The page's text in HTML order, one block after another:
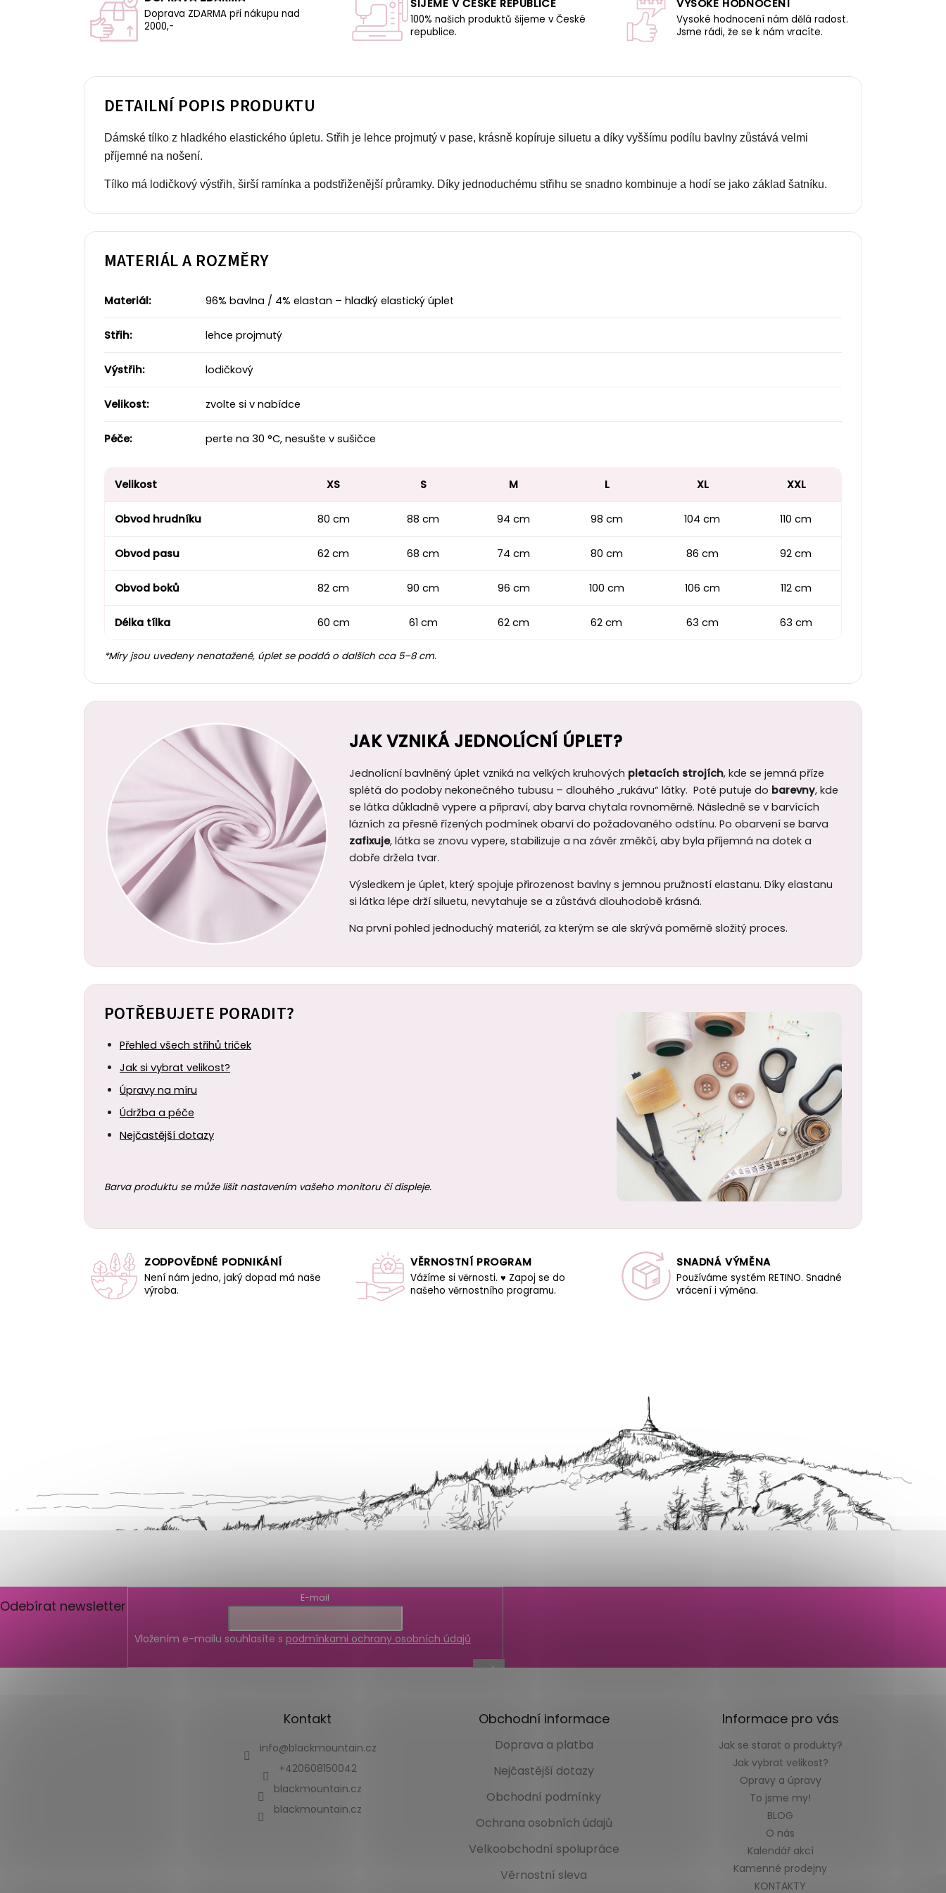
Doprava ZDARMA při nákupu nad
2000,-
ŠIJEME V ČESKÉ REPUBLICE
100% našich produktů šijeme v České
republice.
VYSOKÉ HODNOCENÍ
Vysoké hodnocení nám dělá radost.
Jsme rádi, že se k nám vracíte.
DETAILNÍ POPIS PRODUKTU
Dámské tílko z hladkého elastického úpletu. Střih je lehce projmutý v pase, krásně kopíruje siluetu a díky vyššímu podílu bavlny zůstává velmi
příjemné na nošení.
Tílko má lodičkový výstřih, širší ramínka a podstřiženější průramky. Díky jednoduchému střihu se snadno kombinuje a hodí se jako základ šatníku.
MATERIÁL A ROZMĚRY
Materiál: 96% bavlna / 4% elastan – hladký elastický úplet
Střih: lehce projmutý
Výstřih: lodičkový
Velikost: zvolte si v nabídce
Péče: perte na 30 °C, nesušte v sušičce
Velikost XS S M L XL XXL
Obvod hrudníku 80 cm 88 cm 94 cm 98 cm 104 cm 110 cm
Obvod pasu 62 cm 68 cm 74 cm 80 cm 86 cm 92 cm
Obvod boků 82 cm 90 cm 96 cm 100 cm 106 cm 112 cm
Délka tílka 60 cm 61 cm 62 cm 62 cm 63 cm 63 cm
*Míry jsou uvedeny nenatažené, úplet se poddá o dalších cca 5–8 cm.
JAK VZNIKÁ JEDNOLÍCNÍ ÚPLET?
Jednolícní bavlněný úplet vzniká na velkých kruhových pletacích strojích, kde se jemná příze
splétá do podoby nekonečného tubusu – dlouhého „rukávu“ látky. Poté putuje do barevny, kde
se látka důkladně vypere a připraví, aby barva chytala rovnoměrně. Následně se v barvících
lázních za přesně řízených podmínek obarví do požadovaného odstínu. Po obarvení se barva
zafixuje, látka se znovu vypere, stabilizuje a na závěr změkčí, aby byla příjemná na dotek a
dobře držela tvar.
Výsledkem je úplet, který spojuje přirozenost bavlny s jemnou pružností elastanu. Díky elastanu
si látka lépe drží siluetu, nevytahuje se a zůstává dlouhodobě krásná.
Na první pohled jednoduchý materiál, za kterým se ale skrývá poměrně složitý proces.
POTŘEBUJETE PORADIT?
Přehled všech střihů triček
Jak si vybrat velikost?
Úpravy na míru
Údržba a péče
Nejčastější dotazy
Barva produktu se může lišit nastavením vašeho monitoru či displeje.
ZODPOVĚDNÉ PODNIKÁNÍ
Není nám jedno, jaký dopad má naše
výroba.
VĚRNOSTNÍ PROGRAM
Vážíme si věrnosti. ♥ Zapoj se do
našeho věrnostního programu.
SNADNÁ VÝMĚNA
Používáme systém RETINO. Snadné
vrácení i výměna.
Odebírat newsletter E-mail
Vložením e-mailu souhlasíte s podmínkami ochrany osobních údajů
Kontakt
info@blackmountain.cz
+420608150042
blackmountain.cz
blackmountain.cz
Obchodní informace
Doprava a platba
Nejčastější dotazy
Obchodní podmínky
Ochrana osobních údajů
Velkoobchodní spolupráce
Věrnostní sleva
Informace pro vás
Jak se starat o produkty?
Jak vybrat velikost?
Opravy a úpravy
To jsme my!
BLOG
O nás
Kalendář akcí
Kamenné prodejny
KONTAKTY